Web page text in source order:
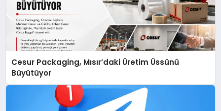
Cesur Packaging, Mısır’daki Üretim Üssünü
Büyütüyor